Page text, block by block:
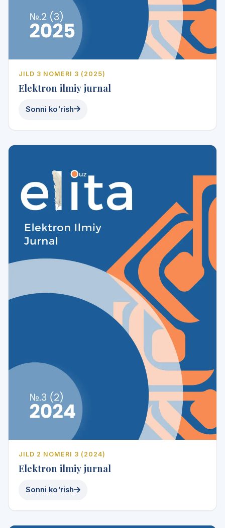
JILD 3 NOMERI 3 (2025)
Elektron ilmiy jurnal
Sonni ko'rish
JILD 2 NOMERI 3 (2024)
Elektron ilmiy jurnal
Sonni ko'rish